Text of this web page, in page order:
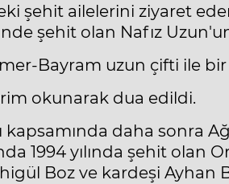
şehit ailelerini ziyaret
şehit olan Nafız
Bayram uzun çifti ile
okunarak dua edildi.
daha sonra
1994 yılında şehit olan
Boz ve kardeşi Ayhan